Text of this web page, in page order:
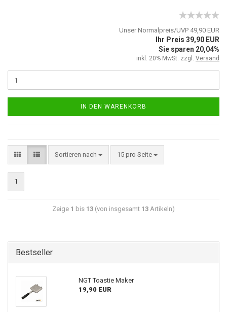
Unser Normalpreis/UVP 49,90 EUR
Ihr Preis 39,90 EUR
Sie sparen 20,04%
inkl. 20% MwSt. zzgl. Versand
IN DEN WARENKORB
Sortieren nach 15 pro Seite
1
Zeige 1 bis 13 (von insgesamt 13 Artikeln)
Bestseller
NGT Toastie Maker
19,90 EUR